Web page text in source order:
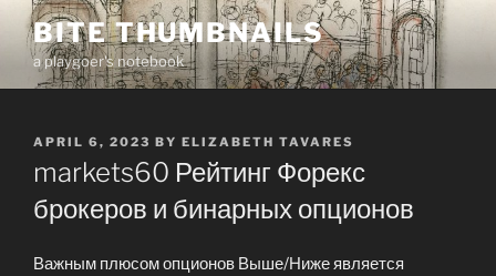
Skip
content
BITE THUMBNAILS
a playgoer's notebook
POSTED
APRIL 6, 2023 BY ELIZABETH TAVARES
markets60 Рейтинг Форекс
брокеров и бинарных опционов
Важным плюсом опционов Выше/Ниже является